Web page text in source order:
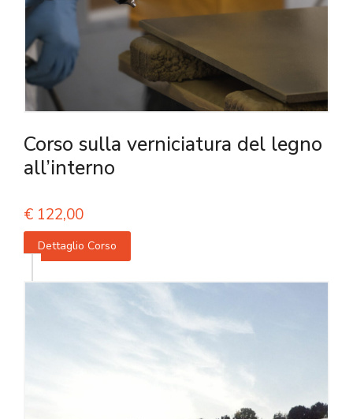
Corso sulla verniciatura del legno
all’interno
€ 122,00
Dettaglio Corso